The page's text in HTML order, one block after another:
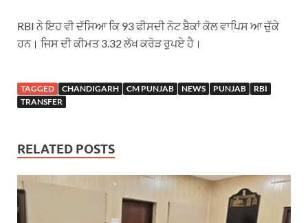
RBI ਨੇ ਇਹ ਵੀ ਦੱਸਿਆ ਕਿ 93 ਫੀਸਦੀ ਨੋਟ ਬੈਕਾਂ ਕੋਲ ਵਾਪਿਸ ਆ ਚੁੱਕੇ
ਹਨ। ਜਿਸ ਦੀ ਕੀਮਤ 3.32 ਲੱਖ ਕਰੋੜ ਰੁਪਏ ਹੈ।
TAGGED CHANDIGARH CM PUNJAB NEWS PUNJAB
RBI
TRANSFER
RELATED POSTS